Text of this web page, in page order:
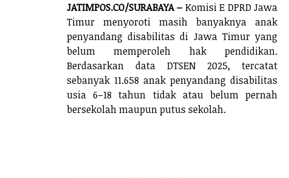
JATIMPOS.CO/SURABAYA – Komisi E DPRD Jawa
Timur menyoroti masih banyaknya anak
penyandang disabilitas di Jawa Timur yang
belum memperoleh hak pendidikan.
Berdasarkan data DTSEN 2025, tercatat
sebanyak 11.658 anak penyandang disabilitas
usia 6–18 tahun tidak atau belum pernah
bersekolah maupun putus sekolah.